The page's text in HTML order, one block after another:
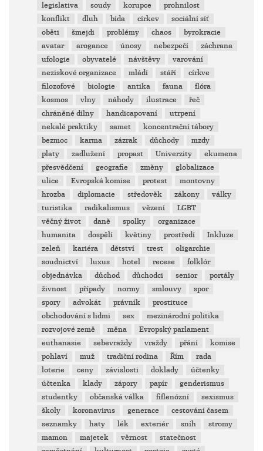
legislativa
soudy korupce
prohnilost
konflikt
dluh bída církev
sociální síť
oběti
šmejdi problémy chaos
byrokracie
avatar
arogance únosy nebezpečí
záchrana
ufologie
obyvatelé návštěvy
varování
neziskové organizace
mládí stáří
církve
filozofové
biologie antika fauna
flóra
kosmos
vlny náhody ilustrace
řeč
chráněné dílny
handicapovaní
utrpení
nekalé praktiky
samet
koncentrační tábory
bezmoc
karma zázrak důchody
mzdy
platy
zadlužení propast Univerzity
ekumena
přesvědčení
geografie změny
globalizace
ulice
Evropská komise protest
montovny
hrozba
diplomacie středověk zákony
války
turistika
radikalismus vězení
LGBT
věčný život
daně spolky
organizace
humanita
dospělí květiny prostředí
Inkluze
zeleň
kariéra dětství trest
oligarchie
soudnictví
luxus hotel recese
folklór
objednávka
důchod důchodci senior
portály
živnost
případy normy smlouvy
spor
spory
advokát právník
prostituce
obchodování s lidmi
sex
mezinárodní politika
rozvojové země
měna
Evropský parlament
euthanasie
sebevraždy vraždy přání
komise
pohlaví
muž tradiční rodina Řím
rada
loterie
ceny závislosti doklady
účtenky
účtenka
klady zápory papír
genderismus
studentky
občanská válka fiflenózní
sexismus
školy
koronavirus generace
cestování časem
seznamky
haty lék exteriér sníh
stromy
mamon
majetek věrnost
statečnost